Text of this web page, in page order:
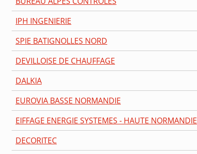
IPH INGENIERIE
SPIE BATIGNOLLES NORD
DEVILLOISE DE CHAUFFAGE
DALKIA
EUROVIA BASSE NORMANDIE
EIFFAGE ENERGIE SYSTEMES - HAUTE NORMANDIE
DECORITEC